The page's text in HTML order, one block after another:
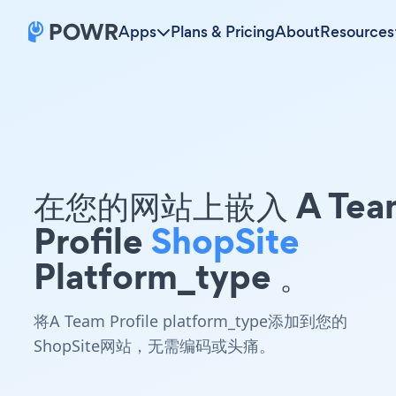
Apps Plans & PricingAboutResources
在您的网站上嵌入 A
ProfileShopSite
Platform_type 。
将A Team Profile platform_type添加到您的
ShopSite网站，无需编码或头痛。